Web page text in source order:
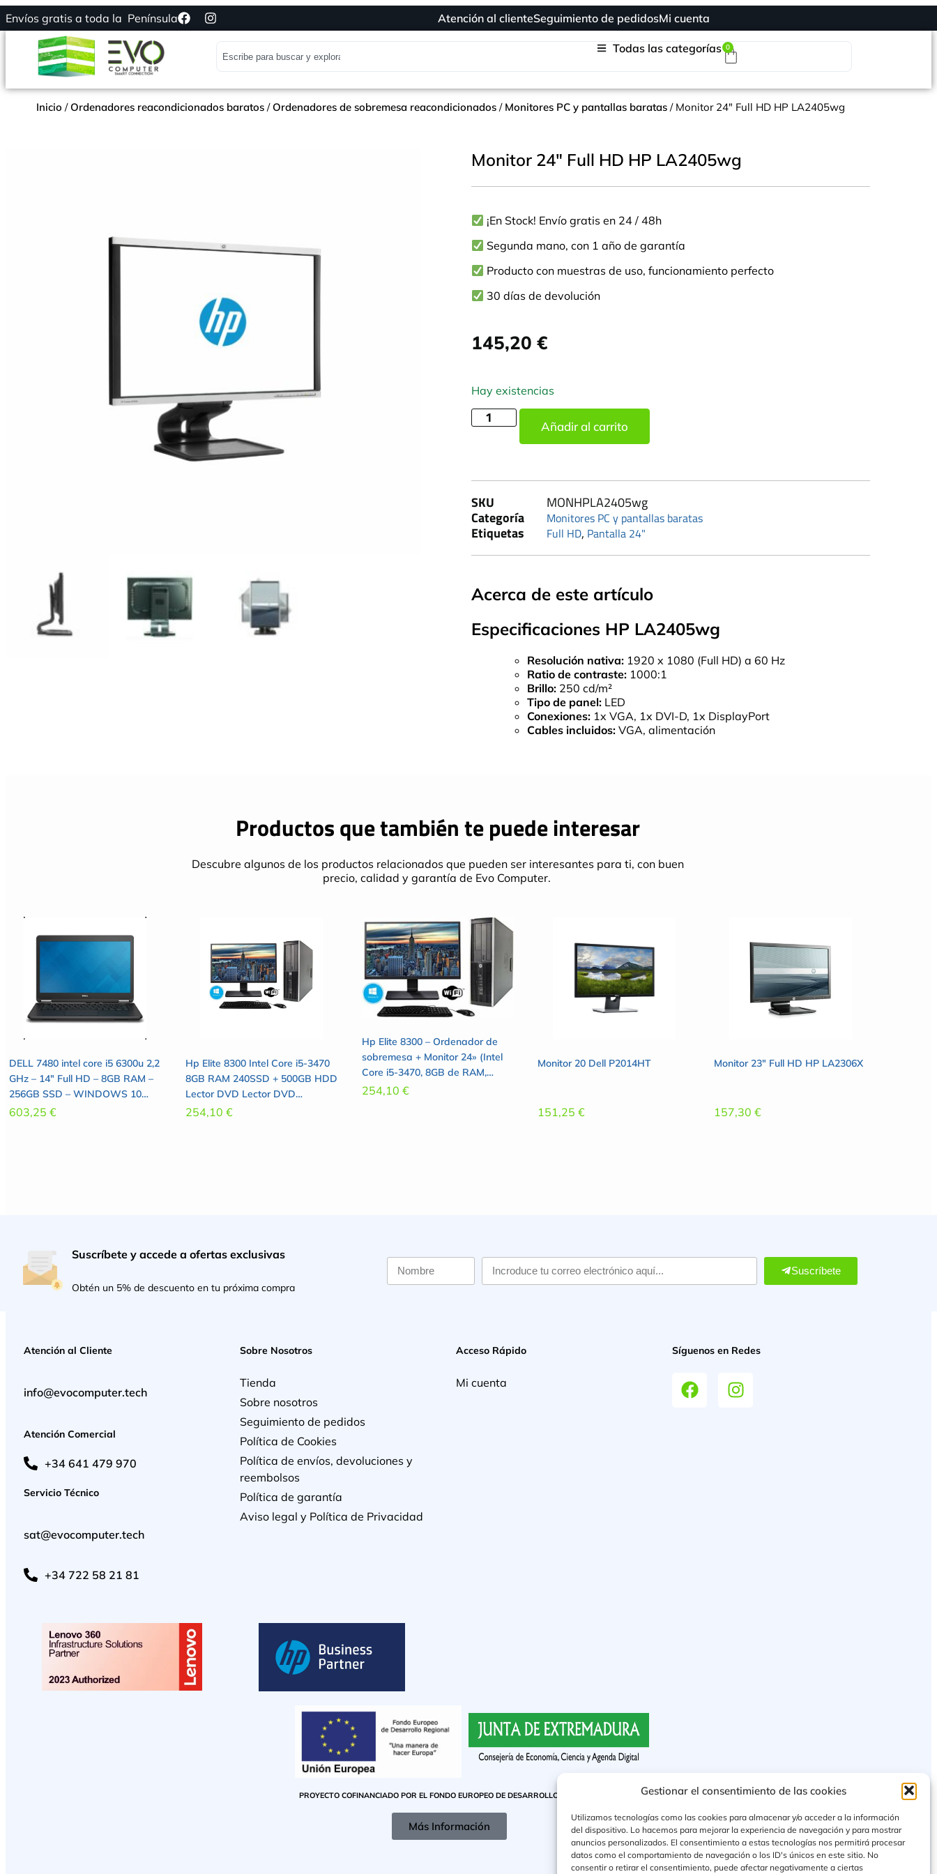
Gestionar el consentimiento de las cookies
Utilizamos tecnologías como las cookies para almacenar y/o acceder a la información
del dispositivo. Lo hacemos para mejorar la experiencia de navegación y para mostrar
anuncios personalizados. El consentimiento a estas tecnologías nos permitirá procesar
datos como el comportamiento de navegación o los ID's únicos en este sitio. No
consentir o retirar el consentimiento, puede afectar negativamente a ciertas
Envíos gratis a toda la Península Atención al clienteSeguimiento de pedidosMi cuenta
Todas las categorías 0
Inicio /Ordenadores reacondicionados baratos /Ordenadores de sobremesa reacondicionados / Monitores PC y pantallas baratas / Monitor 24″ Full HD HP LA2405wg
Monitor 24″ Full HD HP LA2405wg
¡En Stock! Envío gratis en 24 / 48h
Segunda mano, con 1 año de garantía
Producto con muestras de uso, funcionamiento perfecto
30 días de devolución
145,20 €
Hay existencias
Añadir al carrito
SKU
MONHPLA2405wg
Categoría
Monitores PC y pantallas baratas
Etiquetas Full HD, Pantalla 24"
Acerca de este artículo
Especificaciones HP LA2405wg
Resolución nativa: 1920 x 1080 (Full HD) a 60 Hz
Ratio de contraste: 1000:1
Brillo: 250 cd/m²
Tipo de panel: LED
Conexiones: 1x VGA, 1x DVI-D, 1x DisplayPort
Cables incluidos: VGA, alimentación
Productos que también te puede interesar
Descubre algunos de los productos relacionados que pueden ser interesantes para ti, con buen
precio, calidad y garantía de Evo Computer.
DELL 7480 intel core i5 6300u 2,2
GHz – 14″ Full HD – 8GB RAM –
256GB SSD – WINDOWS 10
PRO – TEC. INTERNACIONAL
603,25 €
Hp Elite 8300 Intel Core i5-3470
8GB RAM 240SSD + 500GB HDD
Lector DVD Lector DVD
Windows 10 Pro + WiFi –
254,10 €
Hp Elite 8300 – Ordenador de
sobremesa + Monitor 24» (Intel
Core i5-3470, 8GB de RAM,
Disco de 240 SSD+ 500GB HDD,
254,10 €
Monitor 20 Dell P2014HT
151,25€
Monitor 23″ Full HD HP LA2306X
157,30€
Suscríbete y accede a ofertas exclusivas
Obtén un 5% de descuento en tu próxima compra
Suscríbete
Atención al Cliente
info@evocomputer.tech
Atención Comercial
+34 641 479 970
Servicio Técnico
sat@evocomputer.tech
+34 722 58 21 81
Sobre Nosotros
Tienda
Sobre nosotros
Seguimiento de pedidos
Política de Cookies
Política de envíos, devoluciones y
reembolsos
Política de garantía
Aviso legal y Política de Privacidad
Acceso Rápido
Mi cuenta
Síguenos en Redes
PROYECTO COFINANCIADO POR EL FONDO EUROPEO DE DESARROLLO REGIONAL
Más Información